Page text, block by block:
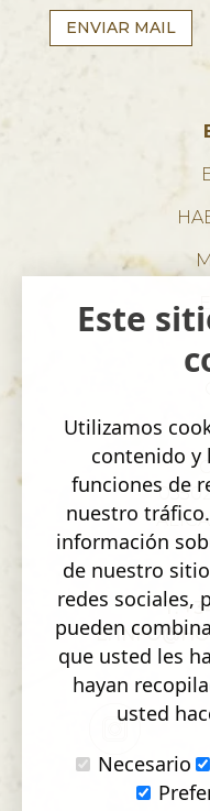
ENVIAR MAIL
T:
E:
Este
Utilizamos
contenido y
funciones de
nuestro
información
de nuestro
redes sociales,
pueden
que usted les
hayan
usted
Necesario